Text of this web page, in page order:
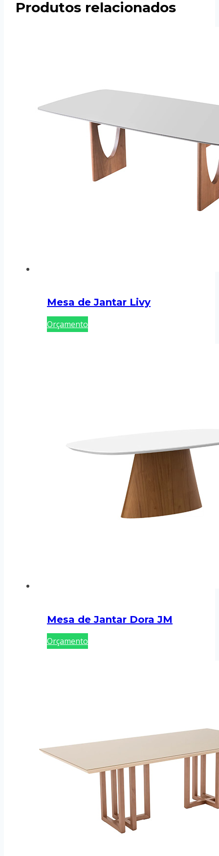
Produtos relacionados
Mesa de Jantar Livy
Orçamento
Mesa de Jantar Dora JM
Orçamento